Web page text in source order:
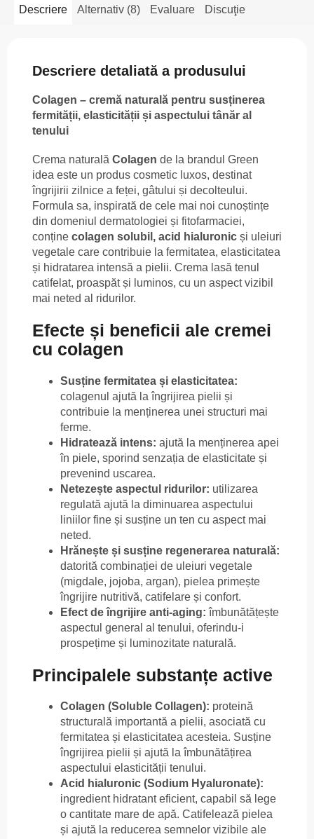
Descriere Alternativ (8) Evaluare Discuţie
Descriere detaliată a produsului
Colagen – cremă naturală pentru susținerea
fermității, elasticității și aspectului tânăr al
tenului
Crema naturală Colagen de la brandul Green
idea este un produs cosmetic luxos, destinat
îngrijirii zilnice a feței, gâtului și decolteului.
Formula sa, inspirată de cele mai noi cunoștințe
din domeniul dermatologiei și fitofarmaciei,
conține colagen solubil, acid hialuronic și uleiuri
vegetale care contribuie la fermitatea, elasticitatea
și hidratarea intensă a pielii. Crema lasă tenul
catifelat, proaspăt și luminos, cu un aspect vizibil
mai neted al ridurilor.
Efecte și beneficii ale cremei
cu colagen
Susține fermitatea și elasticitatea:
colagenul ajută la îngrijirea pielii și
contribuie la menținerea unei structuri mai
ferme.
Hidratează intens: ajută la menținerea apei
în piele, sporind senzația de elasticitate și
prevenind uscarea.
Netezește aspectul ridurilor: utilizarea
regulată ajută la diminuarea aspectului
liniilor fine și susține un ten cu aspect mai
neted.
Hrănește și susține regenerarea naturală:
datorită combinației de uleiuri vegetale
(migdale, jojoba, argan), pielea primește
îngrijire nutritivă, catifelare și confort.
Efect de îngrijire anti-aging: îmbunătățește
aspectul general al tenului, oferindu-i
prospețime și luminozitate naturală.
Principalele substanțe active
Colagen (Soluble Collagen): proteină
structurală importantă a pielii, asociată cu
fermitatea și elasticitatea acesteia. Susține
îngrijirea pielii și ajută la îmbunătățirea
aspectului elasticității tenului.
Acid hialuronic (Sodium Hyaluronate):
ingredient hidratant eficient, capabil să lege
o cantitate mare de apă. Catifelează pielea
și ajută la reducerea semnelor vizibile ale